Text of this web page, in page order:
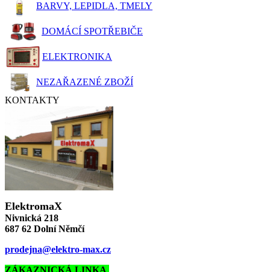
BARVY, LEPIDLA, TMELY
DOMÁCÍ SPOTŘEBIČE
ELEKTRONIKA
NEZAŘAZENÉ ZBOŽÍ
KONTAKTY
ElektromaX
Nivnická 218
687 62 Dolní Němčí
prodejna@elektro-max.cz
ZÁKAZNICKÁ LINKA